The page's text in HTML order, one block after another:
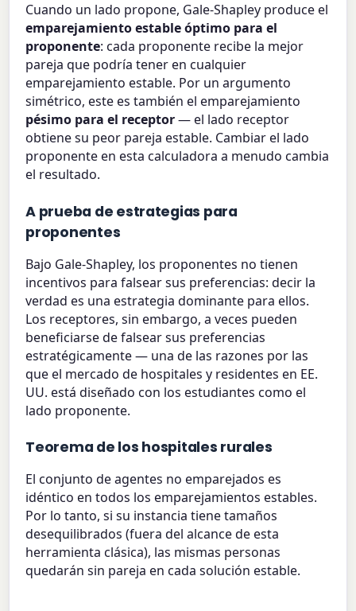
Cuando un lado propone, Gale-Shapley produce el
emparejamiento estable óptimo para el
proponente: cada proponente recibe la mejor
pareja que podría tener en cualquier
emparejamiento estable. Por un argumento
simétrico, este es también el emparejamiento
pésimo para el receptor— el lado receptor
obtiene su peor pareja estable. Cambiar el lado
proponente en esta calculadora a menudo cambia
el resultado.
A prueba de estrategias para
proponentes
Bajo Gale-Shapley, los proponentes no tienen
incentivos para falsear sus preferencias: decir la
verdad es una estrategia dominante para ellos.
Los receptores, sin embargo, a veces pueden
beneficiarse de falsear sus preferencias
estratégicamente — una de las razones por las
que el mercado de hospitales y residentes en EE.
UU. está diseñado con los estudiantes como el
lado proponente.
Teorema de los hospitales rurales
El conjunto de agentes no emparejados es
idéntico en todos los emparejamientos estables.
Por lo tanto, si su instancia tiene tamaños
desequilibrados (fuera del alcance de esta
herramienta clásica), las mismas personas
quedarán sin pareja en cada solución estable.